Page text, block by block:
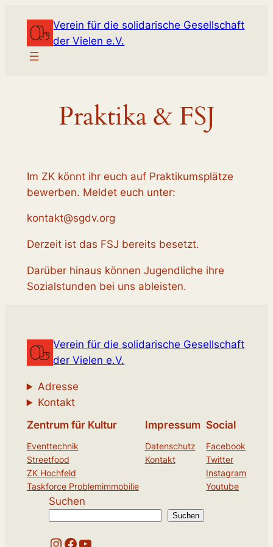
Inhalt
springen
Verein für die solidarische Gesellschaft
der Vielen e.V.
Praktika & FSJ
Im ZK könnt ihr euch auf Praktikumsplätze
bewerben. Meldet euch unter:
kontakt@sgdv.org
Derzeit ist das FSJ bereits besetzt.
Darüber hinaus können Jugendliche ihre
Sozialstunden bei uns ableisten.
Verein für die solidarische Gesellschaft
der Vielen e.V.
Adresse
Kontakt
Zentrum für Kultur
Eventtechnik
Streetfood
ZK Hochfeld
Taskforce Problemimmobilie
Impressum
Datenschutz
Kontakt
Social
Facebook
Twitter
Instagram
Youtube
Suchen
Suchen
Instagram Facebook YouTube